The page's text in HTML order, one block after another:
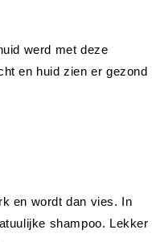
werd met deze
en huid zien er gezond
en wordt dan vies. In
shampoo. Lekker